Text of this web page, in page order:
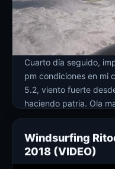
Cuarto día seguido,
pm condiciones en mi
5.2, viento fuerte
haciendo patria. Ola
hacer sus buenos
Windsurfing
2018 (VIDEO)